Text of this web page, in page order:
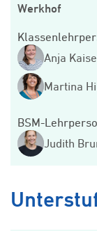
Werkhof
Anja
Martina
BSM-
Judith